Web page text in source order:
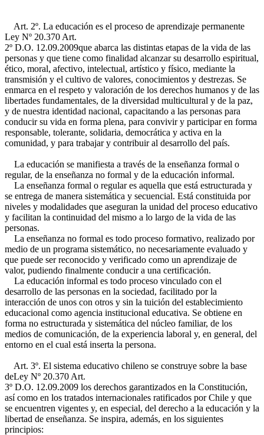
Art. 2º. La educación es el proceso de aprendizaje permanente
Ley Nº 20.370 Art.
2º D.O. 12.09.2009que abarca las distintas etapas de la vida de las
personas y que tiene como finalidad alcanzar su desarrollo espiritual,
ético, moral, afectivo, intelectual, artístico y físico, mediante la
transmisión y el cultivo de valores, conocimientos y destrezas. Se
enmarca en el respeto y valoración de los derechos humanos y de las
libertades fundamentales, de la diversidad multicultural y de la paz,
y de nuestra identidad nacional, capacitando a las personas para
conducir su vida en forma plena, para convivir y participar en forma
responsable, tolerante, solidaria, democrática y activa en la
comunidad, y para trabajar y contribuir al desarrollo del país.
La educación se manifiesta a través de la enseñanza formal o
regular, de la enseñanza no formal y de la educación informal.
La enseñanza formal o regular es aquella que está estructurada y
se entrega de manera sistemática y secuencial. Está constituida por
niveles y modalidades que aseguran la unidad del proceso educativo
y facilitan la continuidad del mismo a lo largo de la vida de las
personas.
La enseñanza no formal es todo proceso formativo, realizado por
medio de un programa sistemático, no necesariamente evaluado y
que puede ser reconocido y verificado como un aprendizaje de
valor, pudiendo finalmente conducir a una certificación.
La educación informal es todo proceso vinculado con el
desarrollo de las personas en la sociedad, facilitado por la
interacción de unos con otros y sin la tuición del establecimiento
educacional como agencia institucional educativa. Se obtiene en
forma no estructurada y sistemática del núcleo familiar, de los
medios de comunicación, de la experiencia laboral y, en general, del
entorno en el cual está inserta la persona.
Art. 3º. El sistema educativo chileno se construye sobre la base
deLey Nº 20.370 Art.
3º D.O. 12.09.2009 los derechos garantizados en la Constitución,
así como en los tratados internacionales ratificados por Chile y que
se encuentren vigentes y, en especial, del derecho a la educación y la
libertad de enseñanza. Se inspira, además, en los siguientes
principios: